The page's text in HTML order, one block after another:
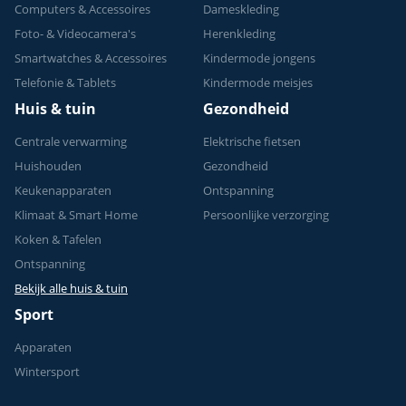
Computers & Accessoires
Foto- & Videocamera's
Smartwatches & Accessoires
Telefonie & Tablets
Dameskleding
Herenkleding
Kindermode jongens
Kindermode meisjes
Huis & tuin
Centrale verwarming
Huishouden
Keukenapparaten
Klimaat & Smart Home
Koken & Tafelen
Ontspanning
Bekijk alle huis & tuin
Gezondheid
Elektrische fietsen
Gezondheid
Ontspanning
Persoonlijke verzorging
Sport
Apparaten
Wintersport